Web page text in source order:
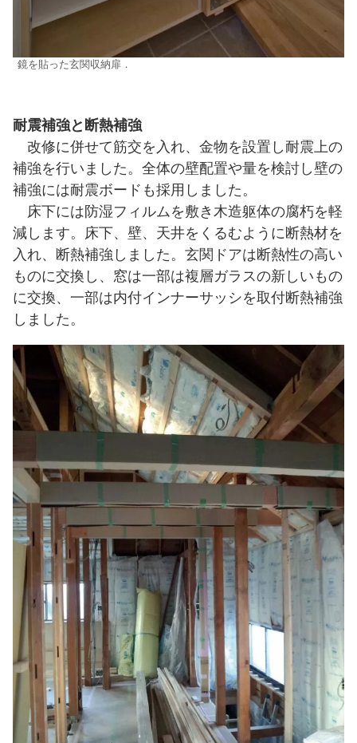
鏡を貼った玄関収納扉．
耐震補強と断熱補強
改修に併せて筋交を入れ、金物を設置し耐震上の
補強を行いました。全体の壁配置や量を検討し壁の
補強には耐震ボードも採用しました。
床下には防湿フィルムを敷き木造躯体の腐朽を軽
減します。床下、壁、天井をくるむように断熱材を
入れ、断熱補強しました。玄関ドアは断熱性の高い
ものに交換し、窓は一部は複層ガラスの新しいもの
に交換、一部は内付インナーサッシを取付断熱補強
しました。